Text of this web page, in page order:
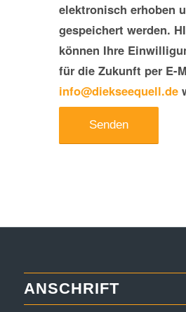
elektronisch erhoben
gespeichert werden.
können Ihre
für die Zukunft per E-
info@diekseequell.de
ANSCHRIFT